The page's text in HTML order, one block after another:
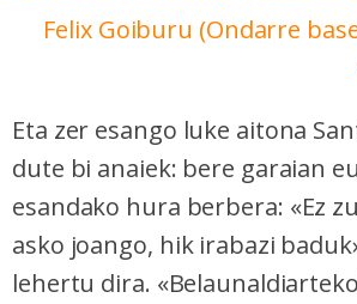
Felix Goiburu (Ondarre
Eta zer esango luke aitona
dute bi anaiek: bere garaian
esandako hura berbera: «Ez
asko joango, hik irabazi
lehertu dira.